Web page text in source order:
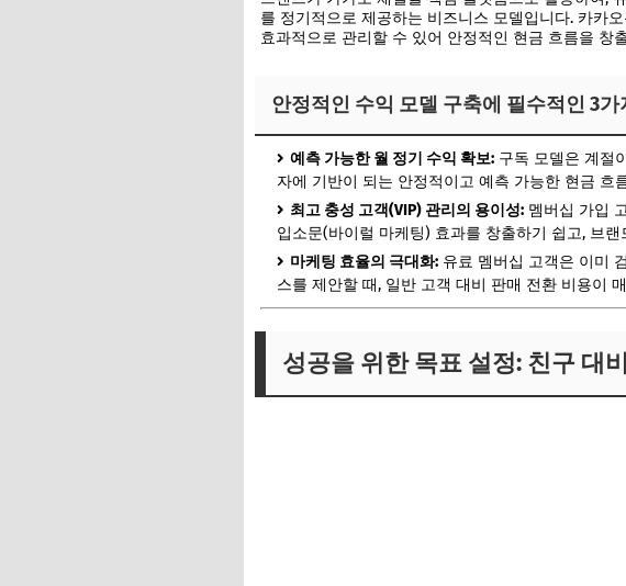
를 정기적으로 제공하는 비즈니스 모델입니다. 카카
효과적으로 관리할 수 있어 안정적인 현금 흐름을 창
안정적인 수익 모델 구축에 필수적인 3가
예측 가능한 월 정기 수익 확보: 구독 모델은 계절
자에 기반이 되는 안정적이고 예측 가능한 현금 흐
최고 충성 고객(VIP) 관리의 용이성: 멤버십 가입
입소문(바이럴 마케팅) 효과를 창출하기 쉽고, 브
마케팅 효율의 극대화: 유료 멤버십 고객은 이미
스를 제안할 때, 일반 고객 대비 판매 전환 비용이
성공을 위한 목표 설정: 친구 대